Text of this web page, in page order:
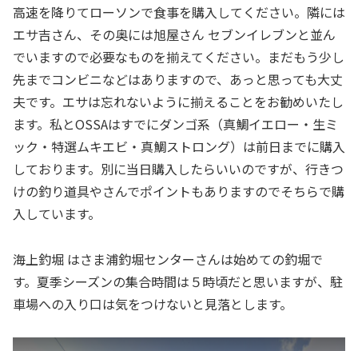
高速を降りてローソンで食事を購入してください。隣には
エサ吉さん、その奥には旭屋さん セブンイレブンと並ん
でいますので必要なものを揃えてください。まだもう少し
先までコンビニなどはありますので、あっと思っても大丈
夫です。エサは忘れないように揃えることをお勧めいたし
ます。私とOSSAはすでにダンゴ系（真鯛イエロー・生ミ
ック・特選ムキエビ・真鯛ストロング）は前日までに購入
しております。別に当日購入したらいいのですが、行きつ
けの釣り道具やさんでポイントもありますのでそちらで購
入しています。
海上釣堀 はさま浦釣堀センターさんは始めての釣堀で
す。夏季シーズンの集合時間は５時頃だと思いますが、駐
車場への入り口は気をつけないと見落とします。